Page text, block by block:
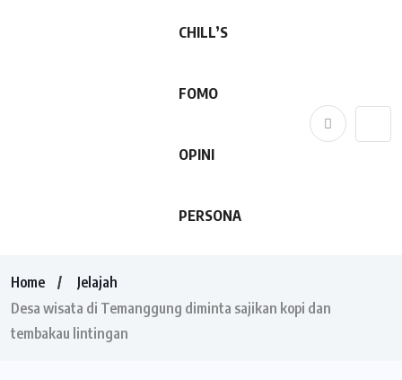
CHILL’S
FOMO
OPINI
PERSONA
Home
Jelajah
Desa wisata di Temanggung diminta sajikan kopi dan
tembakau lintingan